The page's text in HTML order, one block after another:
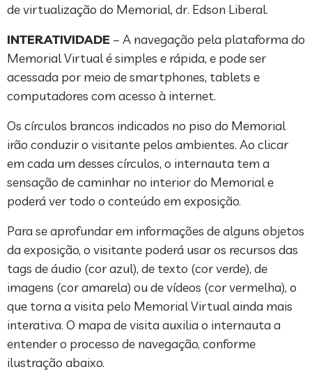
de virtualização do Memorial, dr. Edson Liberal.
INTERATIVIDADE – A navegação pela plataforma do
Memorial Virtual é simples e rápida, e pode ser
acessada por meio de smartphones, tablets e
computadores com acesso à internet.
Os círculos brancos indicados no piso do Memorial
irão conduzir o visitante pelos ambientes. Ao clicar
em cada um desses círculos, o internauta tem a
sensação de caminhar no interior do Memorial e
poderá ver todo o conteúdo em exposição.
Para se aprofundar em informações de alguns objetos
da exposição, o visitante poderá usar os recursos das
tags de áudio (cor azul), de texto (cor verde), de
imagens (cor amarela) ou de vídeos (cor vermelha), o
que torna a visita pelo Memorial Virtual ainda mais
interativa. O mapa de visita auxilia o internauta a
entender o processo de navegação, conforme
ilustração abaixo.